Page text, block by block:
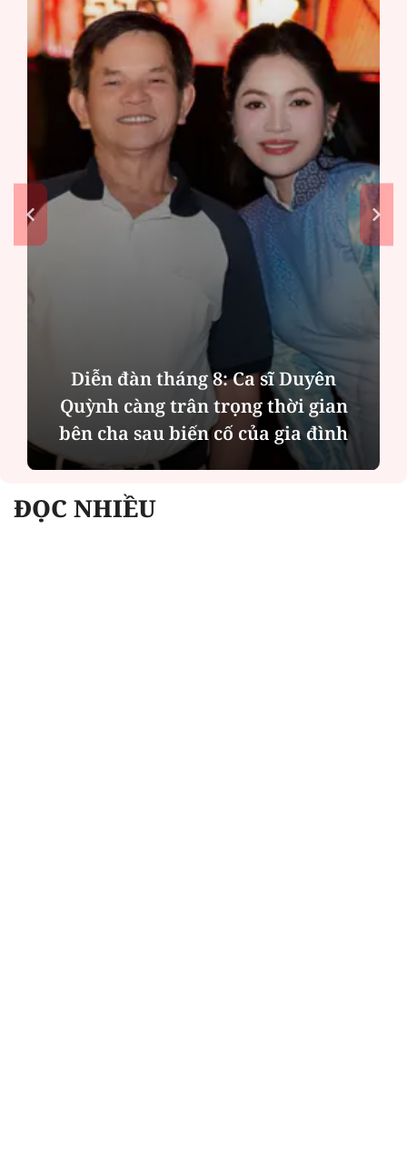
Phân tích tính 2 mặt của thương vụ
MBBank "rót" hơn 8.800 tỷ đồng cho
Phát Đạt
ĐỌC NHIỀU